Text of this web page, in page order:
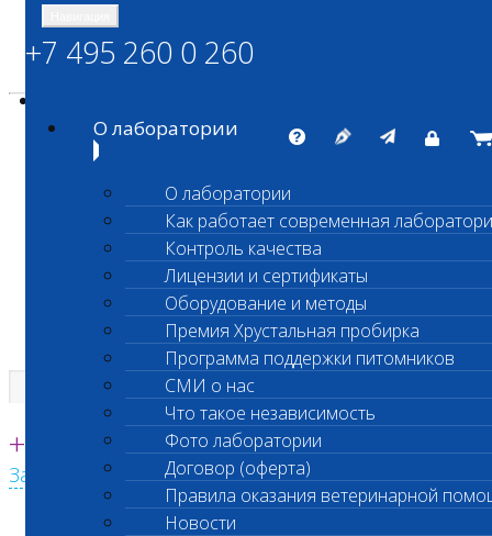
ШАНС БИО
Независимая ветеринарная лаборатория
Единая круглосуточная справочная
+7 495 260 0 260
Заказать звонок с сайта
+7 495 260 0 260
О лаборатории
О лаборатории
Как работает современная
Контроль качества
Лицензии и сертификаты
Оборудование и методы
Премия Хрустальная пробирка
Программа поддержки питомников
СМИ о нас
Что такое независимость
Фото лаборатории
Договор (оферта)
Правила оказания ветеринарной
Новости
Главная страница